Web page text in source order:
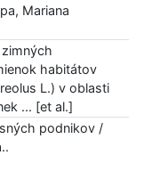
Mariana
habitátov
L.) v oblasti
... [et al.]
podnikov /